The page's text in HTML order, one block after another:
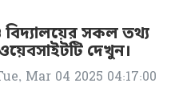
বিদ্যালয়ের সকল তথ্য
দেখুন।
Mar 04 2025 04:17:00